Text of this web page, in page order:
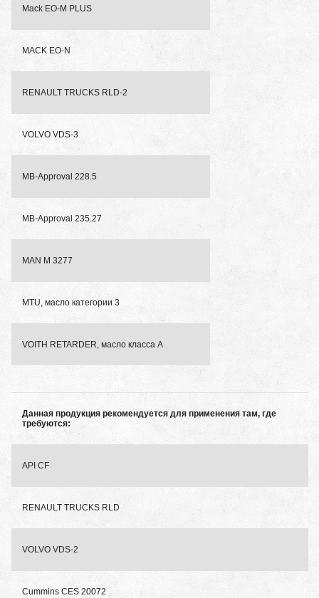
Mack EO-M PLUS
MACK EO-N
RENAULT TRUCKS RLD-2
VOLVO VDS-3
MB-Approval 228.5
MB-Approval 235.27
MAN M 3277
MTU, масло категории 3
VOITH RETARDER, масло класса A
Данная продукция рекомендуется для применения там, где
требуются:
API CF
RENAULT TRUCKS RLD
VOLVO VDS-2
Cummins CES 20072